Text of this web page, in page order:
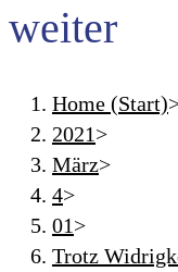
weiter
Home (Start)
2021>
März>
4>
01>
Trotz